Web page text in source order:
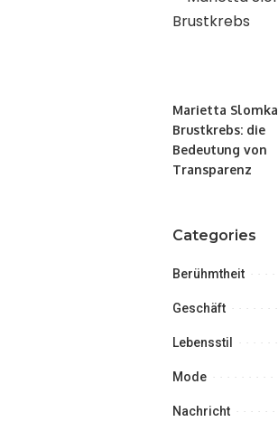
Marietta Slomka
Brustkrebs: die
Bedeutung von
Transparenz
Categories
Berühmtheit
Geschäft
Lebensstil
Mode
Nachricht